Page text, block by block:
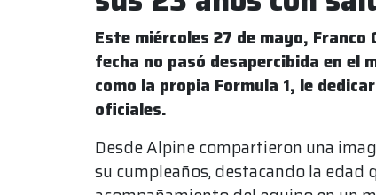
Este miércoles 27 de mayo,
fecha no pasó desapercibida en el
como la propia Formula 1, le
oficiales.
Desde Alpine compartieron una
su cumpleaños, destacando la